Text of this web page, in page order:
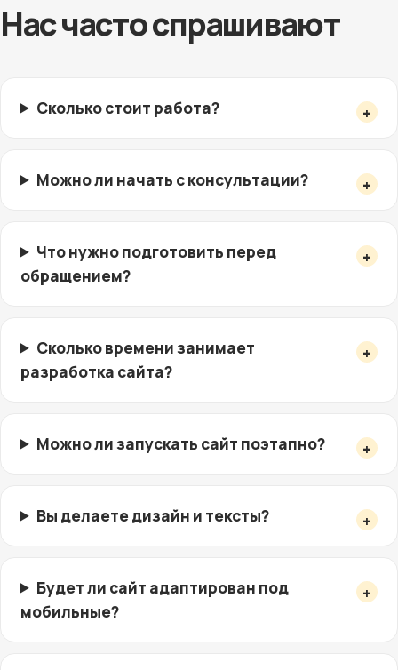
Нас часто спрашивают
Сколько стоит работа?
Можно ли начать с консультации?
Что нужно подготовить перед
обращением?
Сколько времени занимает
разработка сайта?
Можно ли запускать сайт поэтапно?
Вы делаете дизайн и тексты?
Будет ли сайт адаптирован под
мобильные?